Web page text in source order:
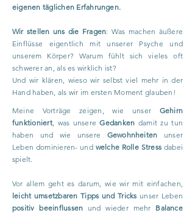
eigenen täglichen Erfahrungen.
Wir stellen uns die Fragen: Was machen äußere
Einflüsse eigentlich mit unserer Psyche und
unserem Körper? Warum fühlt sich vieles oft
schwerer an, als es wirklich ist?
Und wir klären, wieso wir selbst viel mehr in der
Hand haben, als wir im ersten Moment glauben!
Meine Vorträge zeigen, wie unser Gehirn
funktioniert, was unsereGedanken damit zu tun
haben und wie unsere Gewohnheiten unser
Leben dominieren- und welche Rolle Stress dabei
spielt.
Vor allem geht es darum, wie wir mit einfachen,
leicht umsetzbaren Tipps und Tricks unser Leben
positiv beeinflussen und wieder mehr Balance